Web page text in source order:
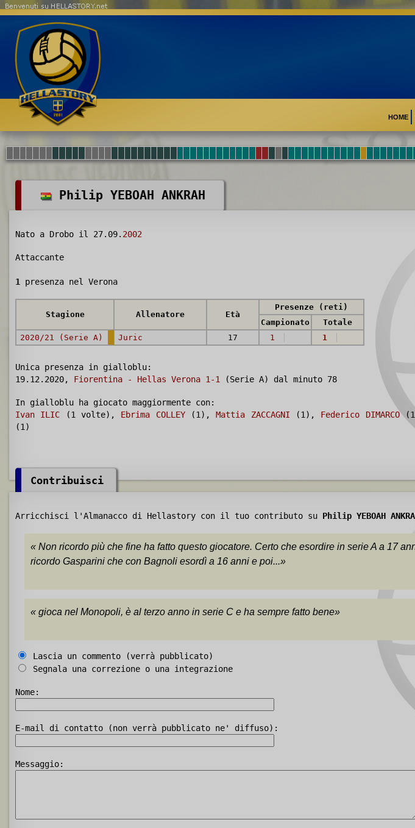
HOME
Benvenuti su HELLASTORY.net
Philip YEBOAH ANKRAH
Nato a Drobo il 27.09. 2002
Attaccante
1 presenza nel Verona
Stagione Allenatore Età
Presenze (reti)
Campionato
Totale
2020/21 (Serie A)
Juric 17 1 1
Unica presenza in gialloblu:
19.12.2020, Fiorentina - Hellas Verona 1-1 (Serie A) dal minuto 78
In gialloblu ha giocato maggiormente con:
Ivan ILIC (1 volte), Ebrima COLLEY(1),Mattia ZACCAGNI (1), Federico DIMARCO
(1)
Contribuisci
Arricchisci l'Almanacco di Hellastory con il tuo contributo su Philip YEBOAH
« Non ricordo più che fine ha fatto questo giocatore. Certo che esordire in serie A a 17
ricordo Gasparini che con Bagnoli esordì a 16 anni e poi...»
« gioca nel Monopoli, è al terzo anno in serie C e ha sempre fatto bene»
Lascia un commento (verrà pubblicato)
Segnala una correzione o una integrazione
Nome:
E-mail di contatto (non verrà pubblicato ne' diffuso):
Messaggio: